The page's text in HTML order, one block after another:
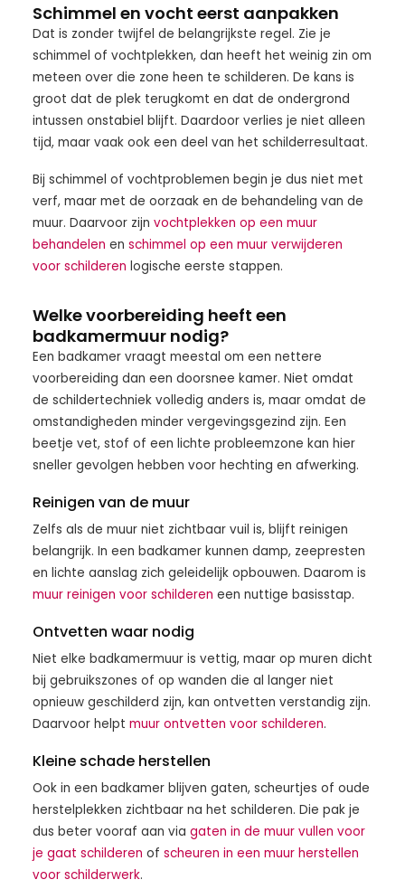
Schimmel en vocht eerst aanpakken
Dat is zonder twijfel de belangrijkste regel. Zie je
schimmel of vochtplekken, dan heeft het weinig zin om
meteen over die zone heen te schilderen. De kans is
groot dat de plek terugkomt en dat de ondergrond
intussen onstabiel blijft. Daardoor verlies je niet alleen
tijd, maar vaak ook een deel van het schilderresultaat.
Bij schimmel of vochtproblemen begin je dus niet met
verf, maar met de oorzaak en de behandeling van de
muur. Daarvoor zijn vochtplekken op een muur
behandelen en schimmel op een muur verwijderen
voor schilderen logische eerste stappen.
Welke voorbereiding heeft een
badkamermuur nodig?
Een badkamer vraagt meestal om een nettere
voorbereiding dan een doorsnee kamer. Niet omdat
de schildertechniek volledig anders is, maar omdat de
omstandigheden minder vergevingsgezind zijn. Een
beetje vet, stof of een lichte probleemzone kan hier
sneller gevolgen hebben voor hechting en afwerking.
Reinigen van de muur
Zelfs als de muur niet zichtbaar vuil is, blijft reinigen
belangrijk. In een badkamer kunnen damp, zeepresten
en lichte aanslag zich geleidelijk opbouwen. Daarom is
muur reinigen voor schilderen een nuttige basisstap.
Ontvetten waar nodig
Niet elke badkamermuur is vettig, maar op muren dicht
bij gebruikszones of op wanden die al langer niet
opnieuw geschilderd zijn, kan ontvetten verstandig zijn.
Daarvoor helpt muur ontvetten voor schilderen.
Kleine schade herstellen
Ook in een badkamer blijven gaten, scheurtjes of oude
herstelplekken zichtbaar na het schilderen. Die pak je
dus beter vooraf aan via gaten in de muur vullen voor
je gaat schilderen of scheuren in een muur herstellen
voor schilderwerk.